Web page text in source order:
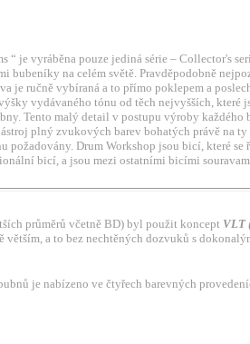
“ je vyráběna pouze jediná série – Collector's
bubeníky na celém světě. Pravděpodobně
je ručně vybíraná a to přímo poklepem a
vydávaného tónu od těch nejvyšších, které
Tento malý detail v postupu výroby každého
plný zvukových barev bohatých právě na
požadovány. Drum Workshop jsou bicí, které
bicí, a jsou mezi ostatními bicími
průměrů včetně BD) byl použit koncept VLT
větším, a to bez nechtěných dozvuků s
je nabízeno ve čtyřech barevných